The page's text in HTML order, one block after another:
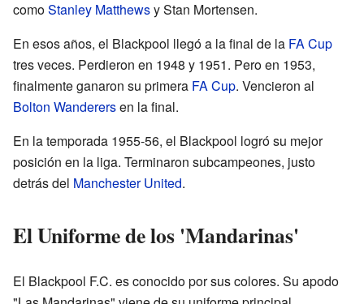
comoStanley Matthewsy Stan Mortensen.
En esos años, el Blackpool llegó a la final de la FA Cup
tres veces. Perdieron en 1948 y 1951. Pero en 1953,
finalmente ganaron su primera FA Cup. Vencieron al
Bolton Wanderersen la final.
En la temporada 1955-56, el Blackpool logró su mejor
posición en la liga. Terminaron subcampeones, justo
detrás del Manchester United.
El Uniforme de los 'Mandarinas'
El Blackpool F.C. es conocido por sus colores. Su apodo